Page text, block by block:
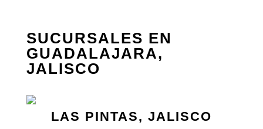
SUCURSALES EN
GUADALAJARA,
JALISCO
LAS PINTAS, JALISCO